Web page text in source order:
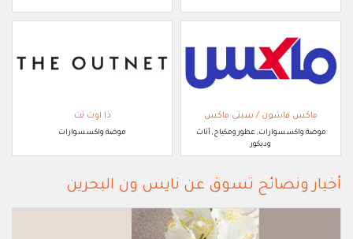
ماكس فاشون / سيتي ماكس
موضة واكسسوارات, عطور ومكياج, أثاث
وديكور
ذا اوت نت
موضة واكسسوارات
أخبار ونصائح تسوق عن نايس ون البحرين